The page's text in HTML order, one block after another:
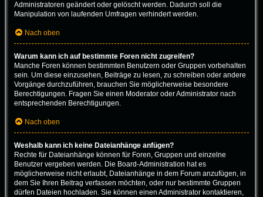
Administratoren geändert oder gelöscht werden. Dadurch soll die
Manipulation von laufenden Umfragen verhindert werden.
Nach oben
Warum kann ich auf bestimmte Foren nicht zugreifen?
Manche Foren können bestimmten Benutzern oder Gruppen vorbehalten
sein. Um diese einzusehen, Beiträge zu lesen, zu schreiben oder andere
Vorgänge durchzuführen, brauchen Sie möglicherweise besondere
Berechtigungen. Fragen Sie einen Moderator oder Administrator nach
entsprechenden Berechtigungen.
Nach oben
Weshalb kann ich keine Dateianhänge anfügen?
Rechte für Dateianhänge können für Foren, Gruppen und einzelne
Benutzer vergeben werden. Die Board-Administration hat es
möglicherweise nicht erlaubt, Dateianhänge in dem Forum anzufügen, in
dem Sie Ihren Beitrag verfassen möchten, oder nur bestimmte Gruppen
dürfen Dateien hochladen. Sie können einen Administrator kontaktieren,